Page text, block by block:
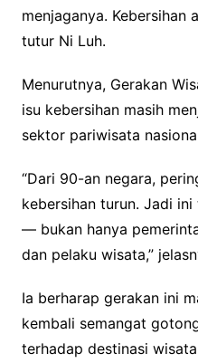
menjaganya. Kebersihan
tutur Ni Luh.
Menurutnya, Gerakan
isu kebersihan masih
sektor pariwisata
“Dari 90-an negara,
kebersihan turun. Jadi
— bukan hanya
dan pelaku wisata,”
Ia berharap gerakan ini
kembali semangat
terhadap destinasi